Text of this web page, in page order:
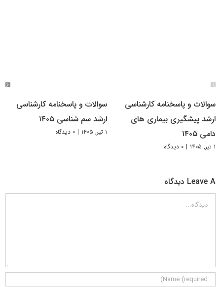
سوالات و پاسخنامه کارشناسی
ارشد پیشگیری بیماری های
دامی ۱۴۰۵
۱ تیر, ۱۴۰۵ | ۰ دیدگاه
سوالات و پاسخنامه کارشناسی
ارشد سم شناسی ۱۴۰۵
۱ تیر, ۱۴۰۵ | ۰ دیدگاه
Leave A دیدگاه
دیدگاه